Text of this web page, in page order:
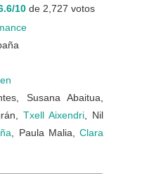
10 de 2,727 votos
Susana Abaitua,
Txell Aixendri, Nil
, Paula Malia,Clara